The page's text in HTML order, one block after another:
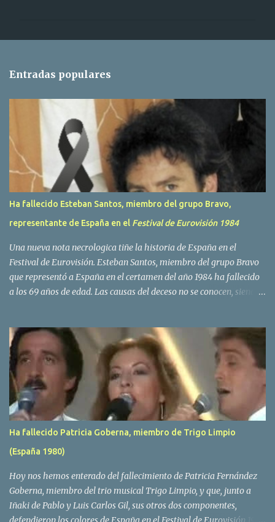
r
s
Entradas populares
Ha fallecido Esteban Santos, miembro del grupo Bravo,
representante de España en el Festival de Eurovisión 1984
Una nueva nota necrologica tiñe la historia de España en el
Festival de Eurovisión. Esteban Santos, miembro del grupo Bravo
que representó a España en el certamen del año 1984 ha fallecido
a los 69 años de edad. Las causas del deceso no se conocen, siendo
traves de las redes sociales. Nacido en Tolosa en 1951, durante su
epoca universitaria en la carrera de empresariales conoció al
estudiante de medicina Luis Villar, comenzando a actuar
juntos,Santos a la guitarra y Villar al piano, sin atreverse a dar el
salto al mercado profesional. Sin embargo esto cambió gracias a la
propia Amaia Saizar, que tras su abandono de Trigo Limpio,
recibió por parte de la discografica Hispavox el encargo de crear
un nuevo grupo, reclutando al duo de amigos y a la ex modelo
Yolanda Hoyos. Con los cuatro surgió en el año 1982 el grupo
Ha fallecido Patricia Goberna, miembro de Trigo Limpio
(España 1980)
Hoy nos hemos enterado del fallecimiento de Patricia Fernández
Goberna, miembro del trio musical Trigo Limpio, y que, junto a
Iñaki de Pablo y Luis Carlos Gil, sus otros dos componentes,